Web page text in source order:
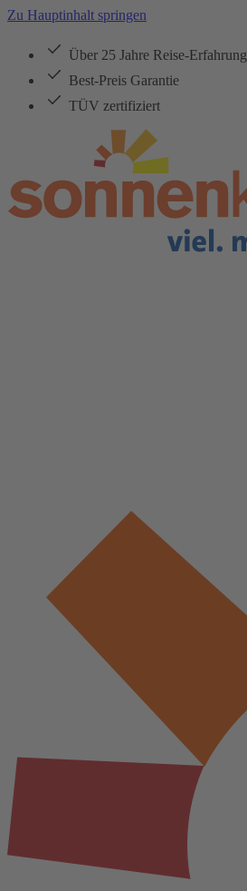
Zu Hauptinhalt springen
Über 25 Jahre Reise-Erfahrung
Best-Preis Garantie
TÜV zertifiziert